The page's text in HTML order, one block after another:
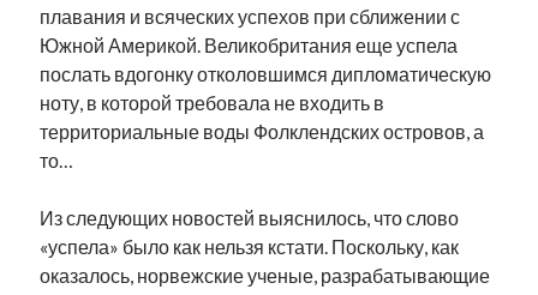
плавания и всяческих успехов при сближении с
Южной Америкой. Великобритания еще успела
послать вдогонку отколовшимся дипломатическую
ноту, в которой требовала не входить в
территориальные воды Фолклендских островов, а
то…
Из следующих новостей выяснилось, что слово
«успела» было как нельзя кстати. Поскольку, как
оказалось, норвежские ученые, разрабатывающие